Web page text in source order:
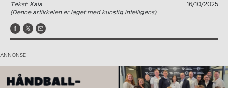
Tekst: Kaia
16/10/2025
(Denne artikkelen er laget med kunstig intelligens)